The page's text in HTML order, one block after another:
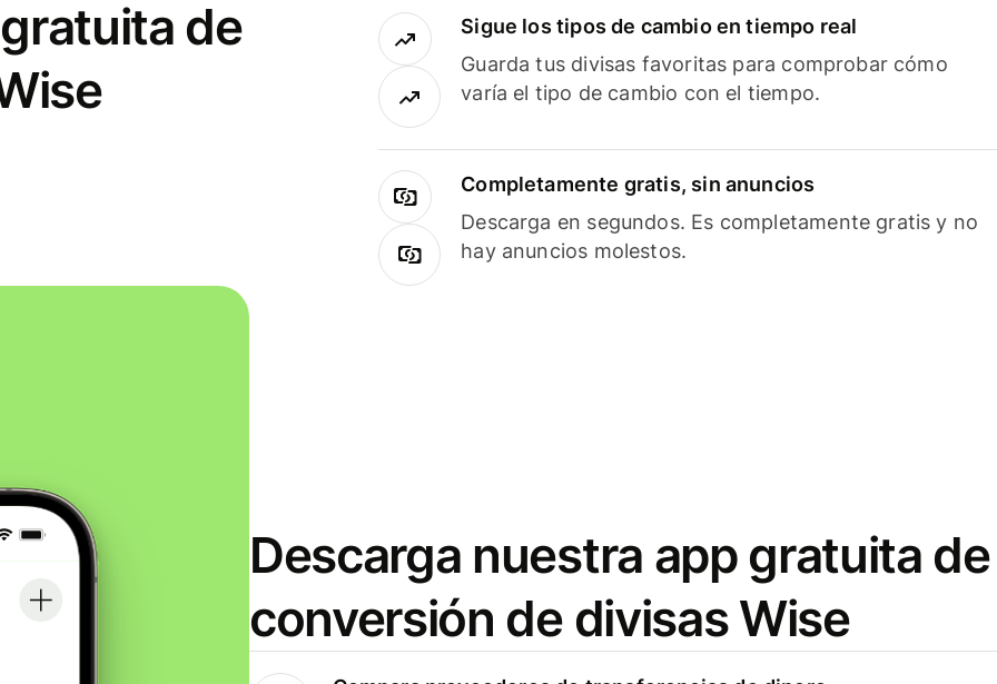
de
Sigue los tipos de cambio en tiempo real
Guarda tus divisas favoritas para comprobar cómo
varía el tipo de cambio con el tiempo.
Completamente gratis, sin anuncios
Descarga en segundos. Es completamente gratis y no
hay anuncios molestos.
Descarga nuestra app gratuita de
conversión de divisas Wise